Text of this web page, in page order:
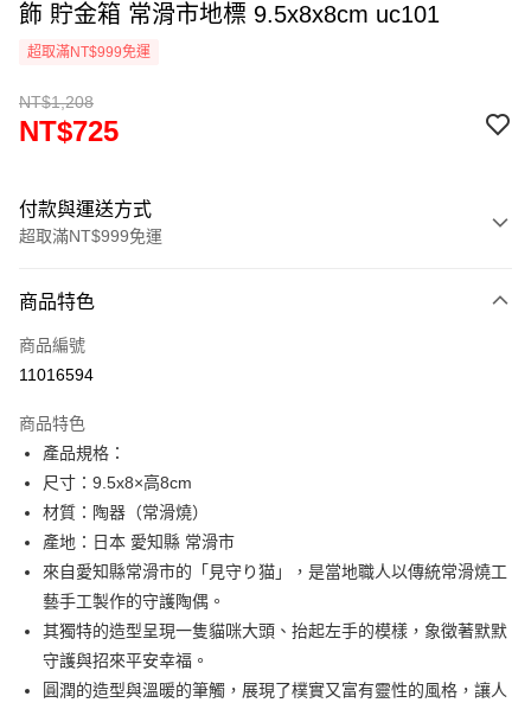
飾 貯金箱 常滑市地標 9.5x8x8cm uc101
超取滿NT$999免運
NT$1,208
NT$725
付款與運送方式
超取滿NT$999免運
信用卡一次付款
信用卡分期付款
合作金庫商業銀行
華南商業銀行
上海商業儲蓄銀行
國泰世華商業銀行
臺灣中小企業銀行
匯豐（台灣）商業銀行
華泰商業銀行
聯邦商業銀行
遠東國際商業銀行
元大商業銀行
玉山商業銀行
星展（台灣）商業銀行
台新國際商業銀行
台灣樂天信用卡公司
超商取貨付款
LINE Pay
Apple Pay
街口支付
Google Pay
商品特色
商品編號
11016594
商品特色
產品規格：
尺寸：9.5x8×高8cm
材質：陶器（常滑燒）
產地：日本 愛知縣 常滑市
來自愛知縣常滑市的「見守り猫」，是當地職人以傳統常滑燒工
藝手工製作的守護陶偶。
其獨特的造型呈現一隻貓咪大頭、抬起左手的模樣，象徵著默默
守護與招來平安幸福。
圓潤的造型與溫暖的筆觸，展現了樸實又富有靈性的風格，讓人